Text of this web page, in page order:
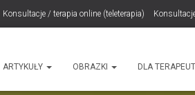
Konsultacje / terapia online (teleterapia)
ARTYKUŁY OBRAZKI DLA